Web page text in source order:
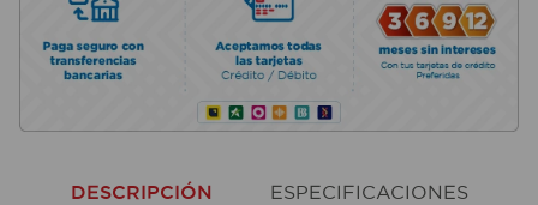
DESCRIPCIÓN ESPECIFICACIONES